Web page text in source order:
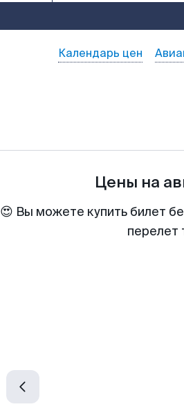
Календарь цен
Цены на
😍 Вы можете купить билет
перелет